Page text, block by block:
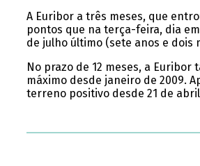
A Euribor a três meses, que
pontos que na terça-feira, dia
de julho último (sete anos e dois
No prazo de 12 meses, a
máximo desde janeiro de 2009.
terreno positivo desde 21 de